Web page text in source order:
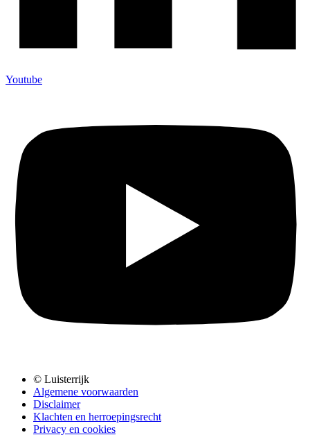
Youtube
© Luisterrijk
Algemene voorwaarden
Disclaimer
Klachten en herroepingsrecht
Privacy en cookies